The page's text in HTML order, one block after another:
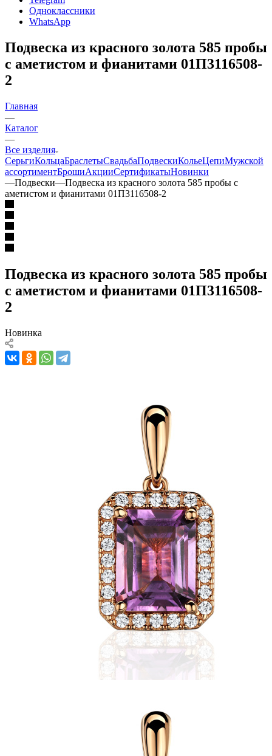
Одноклассники
WhatsApp
Подвеска из красного золота 585 пробы
с аметистом и фианитами 01П3116508-
2
Главная
—
Каталог
—
Все изделия
СерьгиКольцаБраслетыСвадьбаПодвескиКольеЦепиМужской
ассортиментБрошиАкцииСертификатыНовинки
—Подвески—Подвеска из красного золота 585 пробы с
аметистом и фианитами 01П3116508-2
Подвеска из красного золота 585 пробы
с аметистом и фианитами 01П3116508-
2
Новинка